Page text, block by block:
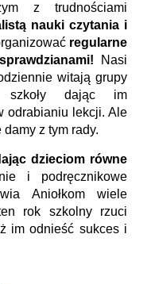
z trudnościami
nauki czytania i
regularne
Nasi
witają grupy
szkoły dając im
odrabianiu lekcji. Ale
z tym rady.
dzieciom równe
i podręcznikowe
Aniołkom wiele
rok szkolny rzuci
im odnieść sukces i